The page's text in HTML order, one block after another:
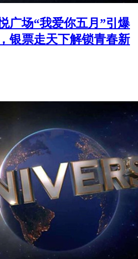
广场“我爱你五月”引爆
银票走天下解锁青春新